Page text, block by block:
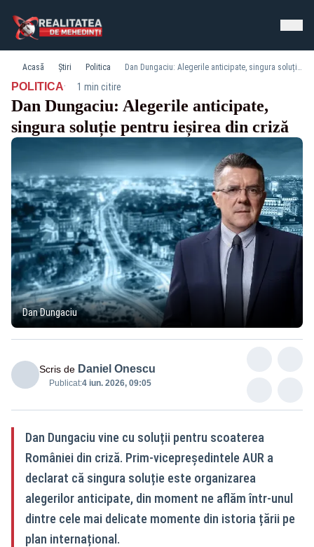
Acasă Știri Politica Dan Dungaciu: Alegerile anticipate, singura soluție pentru ieșirea din criză
POLITICA· 1 min citire
Dan Dungaciu: Alegerile anticipate,
singura soluție pentru ieșirea din criză
Dan Dungaciu
Scris de Daniel Onescu
Publicat:4 iun. 2026, 09:05
Dan Dungaciu vine cu soluții pentru scoaterea
României din criză. Prim-vicepreședintele AUR a
declarat că singura soluție este organizarea
alegerilor anticipate, din moment ne aflăm într-unul
dintre cele mai delicate momente din istoria țării pe
plan internațional.